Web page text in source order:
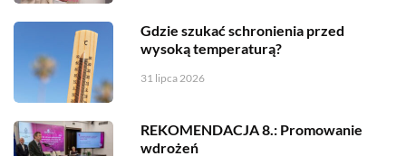
Gdzie szukać schronienia przed
wysoką temperaturą?
31 lipca 2026
REKOMENDACJA 8.: Promowanie
wdrożeń